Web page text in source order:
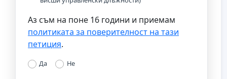
Аз съм на поне 16 години и приемам
политиката за поверителност на тази
петиция.
Да Не